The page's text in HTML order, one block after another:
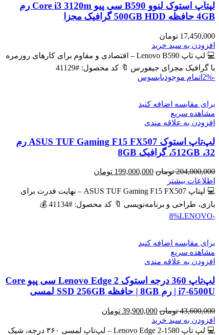
لپتاپ استوک لنوو B590 سی پیو Core i3 3120m رم
4GB حافظه 500GB HDD گرافیک مجزا
17,450,000 تومان
افزودن به سبد خرید
💻 لپ تاپ Lenovo B590 – اقتصادی و مقاوم برای کارهای روزمره
با گرافیک مجزای جیفورس 🔖 کد محصول: #41129
-2%
اتمام موجودیایسوس
برای مقایسه اضافه کنید
مشاهده سریع
افزودن به علاقه مندی
لپ‌تاپ استوک ASUS TUF Gaming F15 FX507 رم
32، 512GB، گرافیک 8GB
204,000,000 تومان قیمت
204,000,000 تومان
199,000,000 تومان
199,000,000 تومان
است.
اطلاعات بیشتر
💻 لپتاپ ASUS TUF Gaming F15 FX507 – نهایت قدرت برای
بازی، طراحی و برنامه‌نویسی 🔖 کد محصول: #41134 💰
-8%
LENOVO
برای مقایسه اضافه کنید
مشاهده سریع
افزودن به علاقه مندی
لپ‌تاپ 360 درجه استوک Lenovo Edge 2 سی پیو Core
i7-6500U | رم 8GB | حافظه SSD 256GB لمسی
43,600,000 تومان قیمت
اصلی
43,600,000 تومان
39,900,000 تومان
39,900,000 تومان
افزودن به سبد خرید
💻 لپ تاپ Lenovo Edge 2-1580 – لپ‌تاپ لمسی ۳۶۰ درجه، شیک